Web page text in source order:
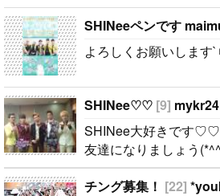
SHINeeペンです
よろしくお願いします`
SHINee♡ ♡ [9] mykr24
SHINee大好きです♡
友達になりましょう
てね〜:D..
チング募集！ [22]